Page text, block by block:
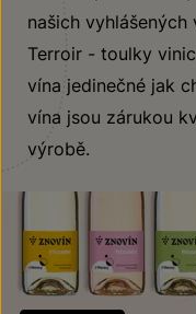
našich
Terroir - toulky
vína jedinečné jak
vína jsou zárukou
výrobě.